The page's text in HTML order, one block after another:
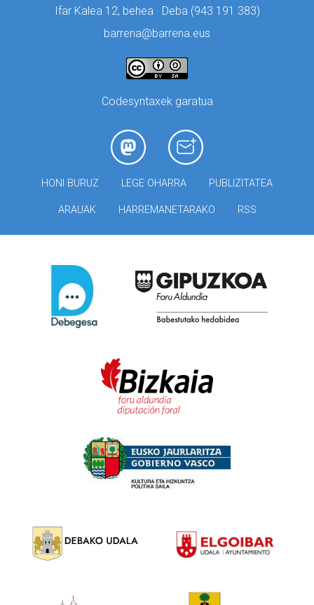
Ifar Kalea 12, behea · Deba (943 191 383)
barrena@barrena.eus
Codesyntaxek garatua
HONI BURUZ LEGE OHARRA PUBLIZITATEA
ARAUAK HARREMANETARAKO RSS